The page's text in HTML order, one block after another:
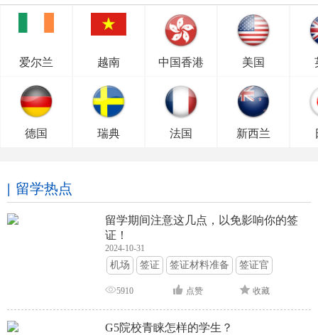
爱尔兰 越南 中国香港 美国
德国 瑞典 法国 新西兰
留学热点
留学期间注意这几点，以免影响你的签
证！
2024-10-31
机场 签证 签证材料准备 签证官
签证面试 签证申请攻略
5910 点赞 收藏
G5院校青睐怎样的学生？